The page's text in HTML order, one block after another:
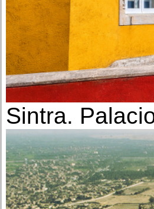
Sintra.